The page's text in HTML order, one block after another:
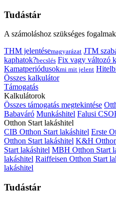
Tudástár
A számoláshoz szükséges
THM jelentésemagyarázat JTM
kaphatok?becslés Fix vagy változó
Kamatperiódusokmi mit jelent
Összes kalkulátor
Támogatás
Kalkulátorok
Összes támogatás megtekintése
Babaváró Munkáshitel Falusi
Otthon Start lakáshitel
CIB Otthon Start lakáshitel Erste
Otthon Start lakáshitel K&H
Start lakáshitel MBH Otthon Start
lakáshitel Raiffeisen Otthon Start
lakáshitel
Tudástár